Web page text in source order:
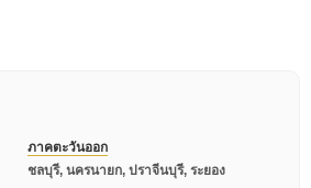
ภาคตะวันออก
ชลบุรี, นครนายก, ปราจีนบุรี, ระยอง